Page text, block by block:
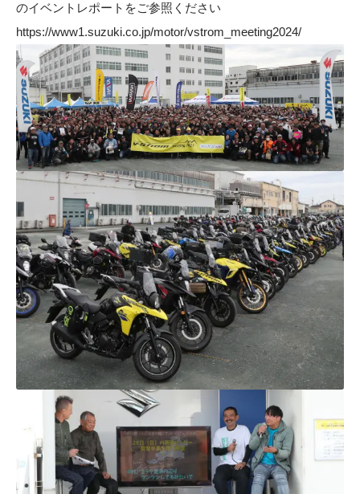
のイベントレポートをご参照ください
https://www1.suzuki.co.jp/motor/vstrom_meeting2024/